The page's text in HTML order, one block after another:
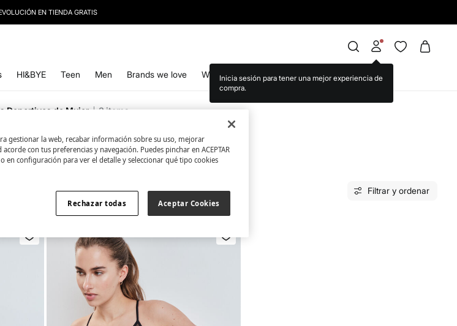
HI&BYE Teen Men Brands we love WS WorldInicia sesión para tener una mejor experiencia de
compra.
Deportivos de Mujer 3items
Bañadores Bikinis
Filtrar y ordenar
gestionar la web, recabar información sobre su uso, mejorar
con tus preferencias y navegación. Puedes pinchar en ACEPTAR
en configuración para ver el detalle y seleccionar qué tipo cookies
Rechazar todas Aceptar Cookies